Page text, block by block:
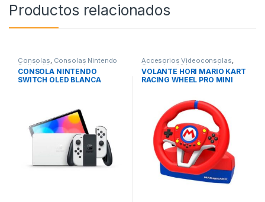
Productos relacionados
Consolas, Consolas Nintendo
Switch,Videoconsolas
CONSOLA NINTENDO
SWITCH OLED BLANCA
Accesorios Videoconsolas,
Consolas,Videoconsolas
VOLANTE HORI MARIO KART
RACING WHEEL PRO MINI